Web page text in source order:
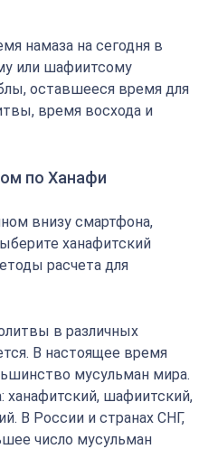
намаза на сегодня в
или шафиитсому
оставшееся время для
время восхода и
по Ханафи
внизу смартфона,
ханафитский
расчета для
в различных
В настоящее время
мусульман мира.
шафиитский,
В России и странах СНГ,
число мусульман